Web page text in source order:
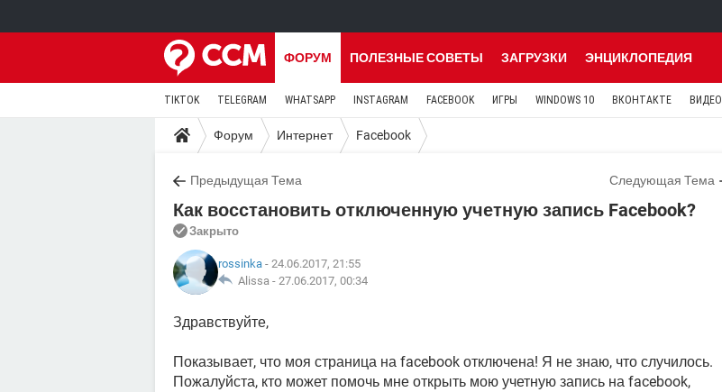
ФОРУМ ПОЛЕЗНЫЕ СОВЕТЫ ЗАГРУЗКИ ЭНЦИКЛОПЕДИЯ
TIKTOK TELEGRAM WHATSAPP INSTAGRAM FACEBOOK ИГРЫ WINDOWS 10 ВКОНТАКТЕ ВИДЕО
Форум Интернет Facebook
Предыдущая Тема Следующая Тема
Как восстановить отключенную учетную запись Facebook?
Закрыто
rossinka - 24.06.2017, 21:55
Alissa - 27.06.2017, 00:34
Здравствуйте,
Показывает, что моя страница на facebook отключена! Я не знаю, что случилось.
Пожалуйста, кто может помочь мне открыть мою учетную запись на facebook,